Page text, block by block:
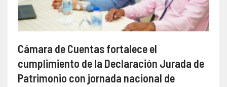
Cámara de Cuentas fortalece el
cumplimiento de la Declaración Jurada de
Patrimonio con jornada nacional de